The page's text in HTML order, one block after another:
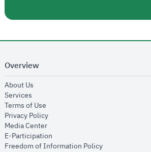
Overview
About Us
Services
Terms of Use
Privacy Policyopens in new window
Media Centeropens in new window
E-Participation
Freedom of Information Policyopens in new